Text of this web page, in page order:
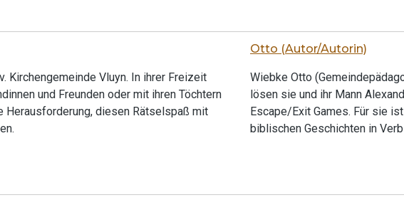
Kirchengemeinde Vluyn. In ihrer Freizeit
und Freunden oder mit ihren Töchtern
Herausforderung, diesen Rätselspaß mit
Otto (Autor/Autorin)
Wiebke Otto
lösen sie und ihr Mann
Escape/Exit Games. Für sie
biblischen Geschichten in